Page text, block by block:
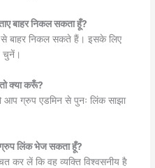
बाहर निकल सकता हूँ?
से बाहर निकल सकते हैं। इसके लिए
चुनें।
क्या करूँ?
आप ग्रुप एडमिन से पुनः लिंक साझा
ग्रुप लिंक भेज सकता हूँ?
कर लें कि वह व्यक्ति विश्वसनीय है